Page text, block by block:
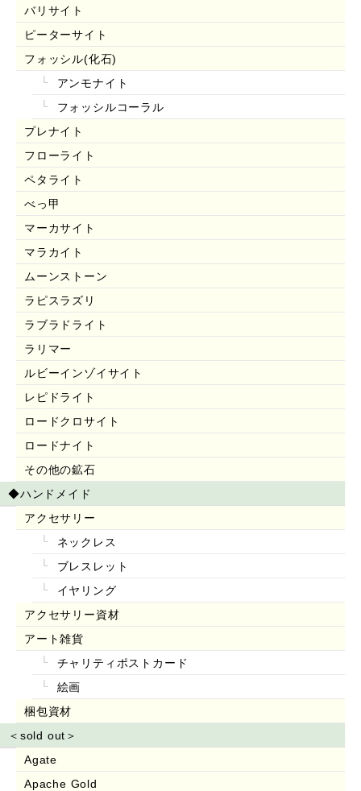
バリサイト
ピーターサイト
フォッシル(化石)
アンモナイト
フォッシルコーラル
プレナイト
フローライト
ペタライト
べっ甲
マーカサイト
マラカイト
ムーンストーン
ラピスラズリ
ラブラドライト
ラリマー
ルビーインゾイサイト
レピドライト
ロードクロサイト
ロードナイト
その他の鉱石
◆ハンドメイド
アクセサリー
ネックレス
ブレスレット
イヤリング
アクセサリー資材
アート雑貨
チャリティポストカード
絵画
梱包資材
＜sold out＞
Agate
Apache Gold